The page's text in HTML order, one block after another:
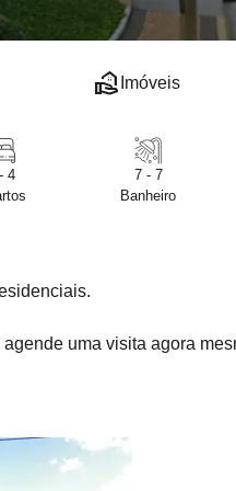
real_estate_agent Imóveis
4
7 - 7
Banheiro
uma visita agora